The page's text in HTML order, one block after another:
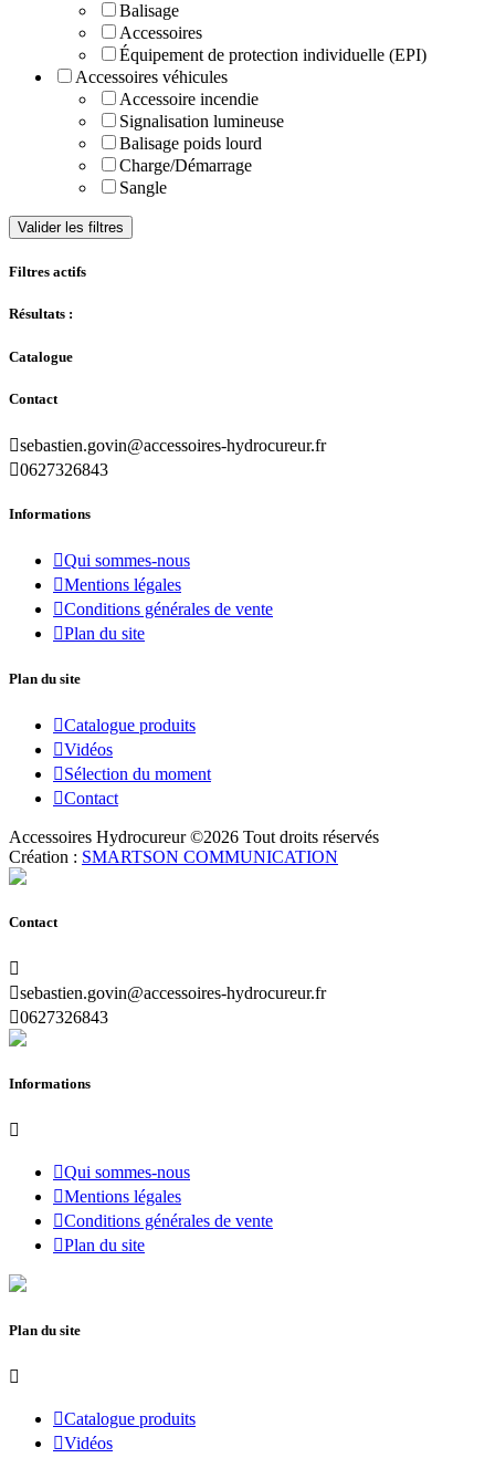
Balisage
Accessoires
Équipement de protection individuelle (EPI)
Accessoires véhicules
Accessoire incendie
Signalisation lumineuse
Balisage poids lourd
Charge/Démarrage
Sangle
Valider les filtres
Filtres actifs
Résultats :
Catalogue
Contact
sebastien.govin@accessoires-hydrocureur.fr
0627326843
Informations
Qui sommes-nous
Mentions légales
Conditions générales de vente
Plan du site
Plan du site
Catalogue produits
Vidéos
Sélection du moment
Contact
Accessoires Hydrocureur ©2026 Tout droits réservés
Création : SMARTSON COMMUNICATION
Contact

sebastien.govin@accessoires-hydrocureur.fr
0627326843
Informations

Qui sommes-nous
Mentions légales
Conditions générales de vente
Plan du site
Plan du site

Catalogue produits
Vidéos